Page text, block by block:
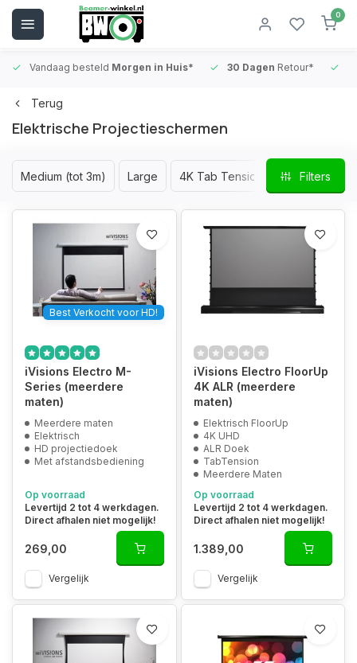
0
Vandaag besteld Morgen in Huis* 30 Dagen Retour*
Terug
Elektrische Projectieschermen
Medium (tot 3m) Large 4K Tab Tension 4K High
Filters
Best Verkocht voor HD!
iVisions Electro M-
Series (meerdere
maten)
Meerdere maten
Elektrisch
HD projectiedoek
Met afstandsbediening
Op voorraad
Levertijd 2 tot 4 werkdagen.
Direct afhalen niet mogelijk!
269,00
Vergelijk
iVisions Electro FloorUp
4K ALR (meerdere
maten)
Elektrisch FloorUp
4K UHD
ALR Doek
TabTension
Meerdere Maten
Op voorraad
Levertijd 2 tot 4 werkdagen.
Direct afhalen niet mogelijk!
1.389,00
Vergelijk